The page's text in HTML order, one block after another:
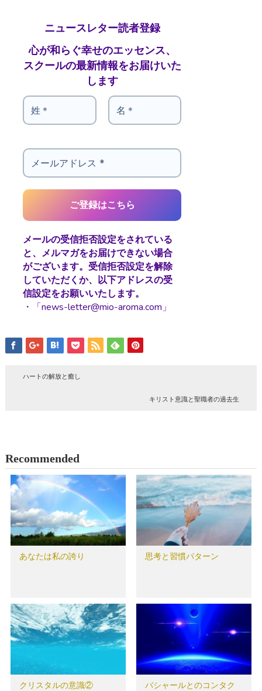
ニュースレター読者登録
心が和らぐ幸せのエッセンス、
スクールの最新情報をお届けいた
します
メールの受信拒否設定をされている
と、メルマガをお届けできない場合
がございます。受信拒否設定を解除
していただくか、以下アドレスの受
信設定をお願いいたします。
・「news-letter@mio-aroma.com」
ハートの解放と癒し
キリスト意識と聖職者の過去生
Recommended
あなたは私の誇り 思考と習慣パターン
クリスタルの意識②
バシャールとのコンタク